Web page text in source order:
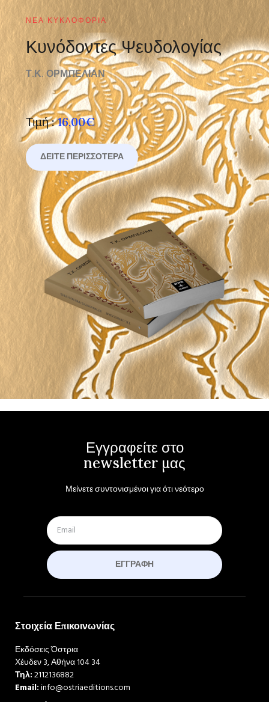
ΝΈΑ ΚΥΚΛΟΦΟΡΊΑ
Κυνόδοντες Ψευδολογίας
Τ.Κ. ΟΡΜΠΕΛΙΑΝ
Τιμή : 16,00€
ΔΕΊΤΕ ΠΕΡΙΣΣΌΤΕΡΑ
Εγγραφείτε στο
newsletter μας
Μείνετε συντονισμένοι για ότι νεότερο
ΕΓΓΡΑΦΉ
Στοιχεία Επικοινωνίας
Εκδόσεις Όστρια
Χέυδεν 3, Αθήνα 104 34
Τηλ:2112136882
Email:info@ostriaeditions.com